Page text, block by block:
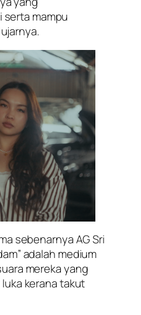
mampu
sebenarnya AG Sri
adalah medium
mereka yang
kerana takut